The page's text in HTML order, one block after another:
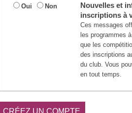
Oui Non
Nouvelles et
inscriptions à
Ces messages
les programmes
que les
des inscriptions
du club. Vous
en tout temps.
CRÉEZ UN COMPTE